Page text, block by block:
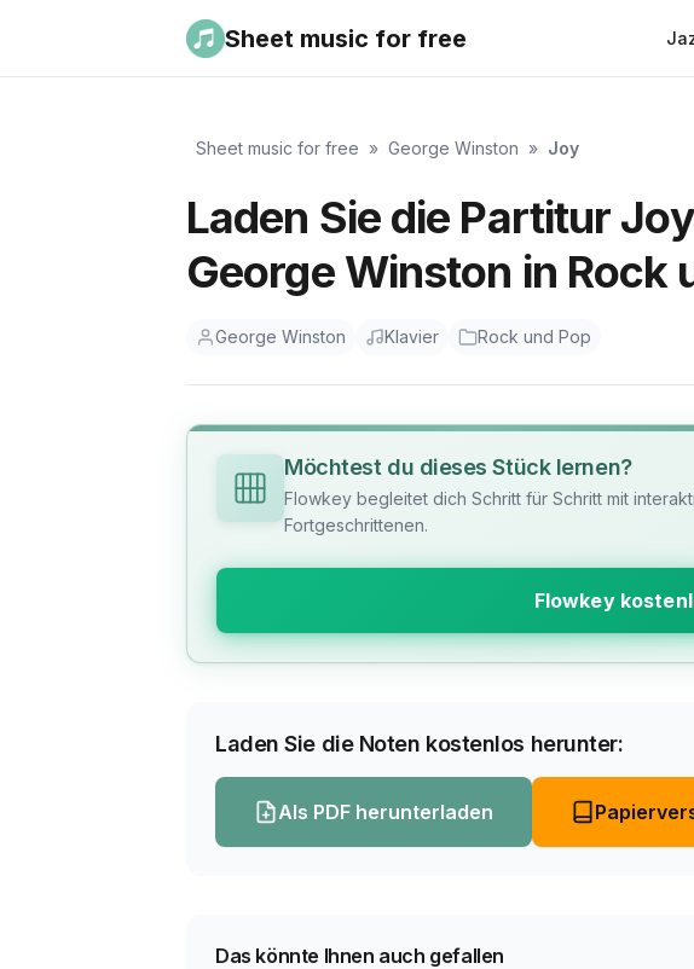
Sheet music for free
Sheet music for free » George Winston » Joy
Laden Sie die Partitur
George Winston in Rock
George Winston Klavier Rock und Pop
Möchtest du dieses Stück lernen?
Flowkey begleitet dich Schritt für Schritt mit
Fortgeschrittenen.
Flowkey
Laden Sie die Noten kostenlos herunter:
Als PDF herunterladen
Das könnte Ihnen auch gefallen